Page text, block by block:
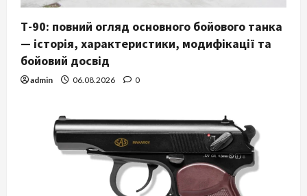
Т-90: повний огляд основного бойового танка
— історія, характеристики, модифікації та
бойовий досвід
admin 06.08.2026 0